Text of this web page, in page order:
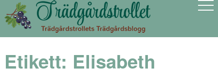
Etikett: Elisabeth